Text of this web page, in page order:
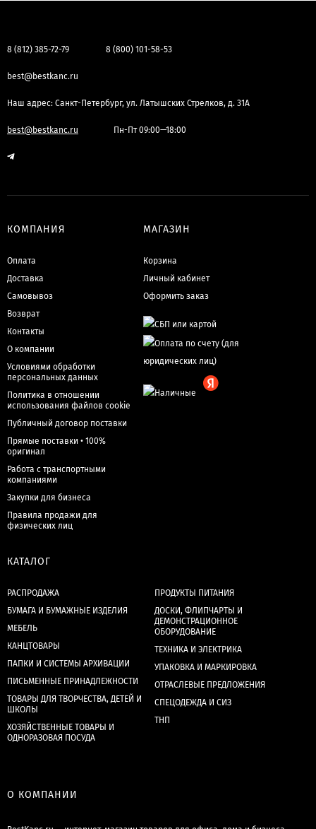
8 (812) 385-72-79 8 (800) 101-58-53
best@bestkanc.ru
Наш адрес: Санкт-Петербург, ул. Латышских Стрелков, д. 31А
best@bestkanc.ru Пн-Пт 09:00—18:00
КОМПАНИЯ
Оплата
Доставка
Самовывоз
Возврат
Контакты
О компании
Условиями обработки
персональных данных
Политика в отношении
использования файлов cookie
Публичный договор поставки
Прямые поставки • 100%
оригинал
Работа с транспортными
компаниями
Закупки для бизнеса
Правила продажи для
физических лиц
МАГАЗИН
Корзина
Личный кабинет
Оформить заказ
КАТАЛОГ
РАСПРОДАЖА
БУМАГА И БУМАЖНЫЕ ИЗДЕЛИЯ
МЕБЕЛЬ
КАНЦТОВАРЫ
ПАПКИ И СИСТЕМЫ АРХИВАЦИИ
ПИСЬМЕННЫЕ ПРИНАДЛЕЖНОСТИ
ТОВАРЫ ДЛЯ ТВОРЧЕСТВА, ДЕТЕЙ И
ШКОЛЫ
ХОЗЯЙСТВЕННЫЕ ТОВАРЫ И
ОДНОРАЗОВАЯ ПОСУДА
ПРОДУКТЫ ПИТАНИЯ
ДОСКИ, ФЛИПЧАРТЫ И
ДЕМОНСТРАЦИОННОЕ
ОБОРУДОВАНИЕ
ТЕХНИКА И ЭЛЕКТРИКА
УПАКОВКА И МАРКИРОВКА
ОТРАСЛЕВЫЕ ПРЕДЛОЖЕНИЯ
СПЕЦОДЕЖДА И СИЗ
ТНП
О КОМПАНИИ